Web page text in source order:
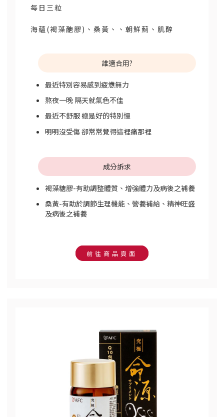
每日三粒
海蘊(褐藻醣膠)、桑黃、、朝鮮薊、肌醇
誰適合用?
最近特別容易感到疲憊無力
熬夜一晚 隔天就氣色不佳
最近不舒服 總是好的特別慢
明明沒受傷 卻常常覺得這裡痛那裡
成分訴求
褐藻糖膠-有助調整體質、增強體力及病後之補養
桑黃-有助於調節生理機能、營養補給、精神旺盛
及病後之補養
前往商品頁面